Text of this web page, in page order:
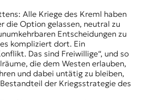
Alle Kriege des Kreml haben
die Option gelassen, neutral zu
Entscheidungen zu
kompliziert dort. Ein
Das sind Freiwillige“, und so
die dem Westen erlauben,
und dabei untätig zu bleiben,
der Kriegsstrategie des